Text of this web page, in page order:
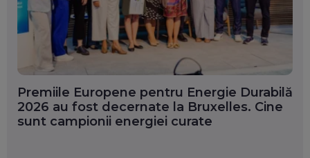
Premiile Europene pentru Energie Durabilă
2026 au fost decernate la Bruxelles. Cine
sunt campionii energiei curate